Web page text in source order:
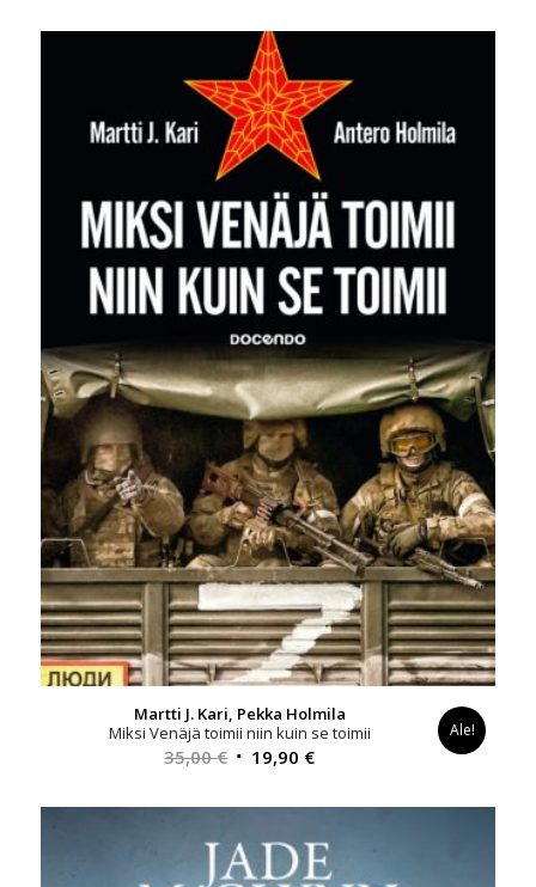
oli:
34,90 €.
on:
Martti J. Kari, Pekka Holmila
Miksi Venäjä toimii niin kuin se toimii
35,00€ Alkuperäinen
oli:
35,00 €.
19,90 €Nykyinen
on:
19,90 €.
Ale!